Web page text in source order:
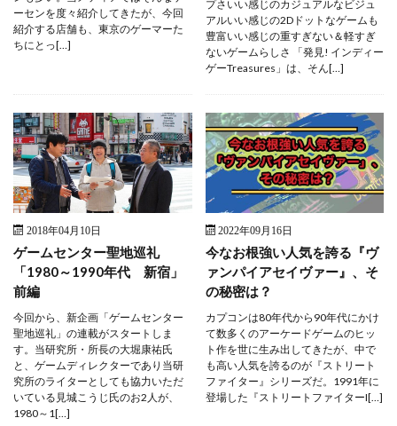
ーセンを度々紹介してきたが、今回
紹介する店舗も、東京のゲーマーた
ちにとっ[…]
プさいい感じのカジュアルなビジュ
アルいい感じの2Dドットなゲームも
豊富いい感じの重すぎない＆軽すぎ
ないゲームらしさ 「発見! インディー
ゲーTreasures」は、そん[…]
2018年04月10日
ゲームセンター聖地巡礼
「1980～1990年代 新宿」
前編
今回から、新企画「ゲームセンター
聖地巡礼」の連載がスタートしま
す。当研究所・所長の大堀康祐氏
と、ゲームディレクターであり当研
究所のライターとしても協力いただ
いている見城こうじ氏のお2人が、
1980～1[…]
2022年09月16日
今なお根強い人気を誇る『ヴ
ァンパイアセイヴァー』、そ
の秘密は？
カプコンは80年代から90年代にかけ
て数多くのアーケードゲームのヒッ
ト作を世に生み出してきたが、中で
も高い人気を誇るのが『ストリート
ファイター』シリーズだ。1991年に
登場した『ストリートファイターI[…]